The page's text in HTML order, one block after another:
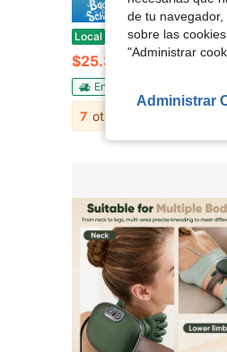
Ahorro
Local -50% Masajeador de drenaje linfático y herramienta de masaje anticelulítico, máquina de esculpir el Body que ayuda a reducir las estrías y la celulitis,
$25.31
Envío Rápido
7 otros vendedores
de tu
sobre las
"Administrar
Administrar